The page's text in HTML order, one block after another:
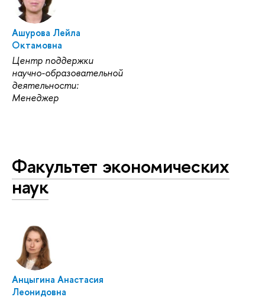
Ашурова Лейла
Октамовна
Центр поддержки
научно-образовательной
деятельности:
Менеджер
Факультет экономических
наук
Анцыгина Анастасия
Леонидовна